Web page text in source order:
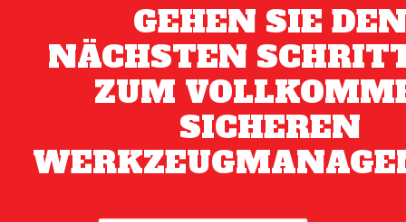
GEHEN SIE DEN
NÄCHSTEN
ZUM
SICHEREN